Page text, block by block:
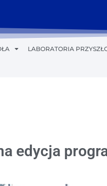
LABORATORIA
edycja